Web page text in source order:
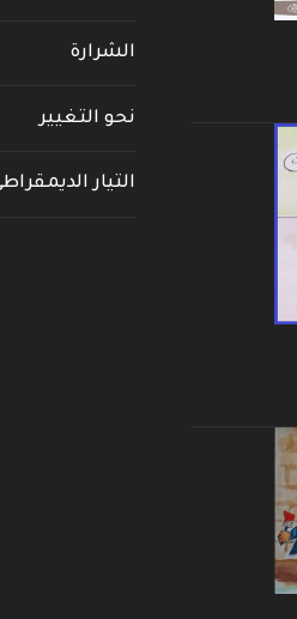
الشرارة
نحو التغيير
التيار